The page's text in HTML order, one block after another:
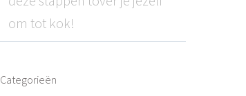
om tot kok!
Categorieën